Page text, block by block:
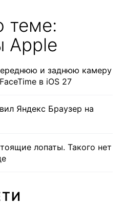
теме:
Apple
и заднюю камеру
в iOS 27
Яндекс Браузер на
лопаты. Такого нет